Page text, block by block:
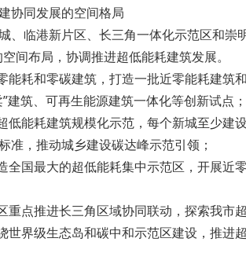
协同发展的空间格局
、临港新片区、长三角一体化示范区和
间布局，协调推进超低能耗建筑发展。
能耗和零碳建筑，打造一批近零能耗建
建筑、可再生能源建筑一体化等创新试点；
低能耗建筑规模化示范，每个新城至少
准，推动城乡建设碳达峰示范引领；
全国最大的超低能耗集中示范区，开展
重点推进长三角区域协同联动，探索我市
世界级生态岛和碳中和示范区建设，推